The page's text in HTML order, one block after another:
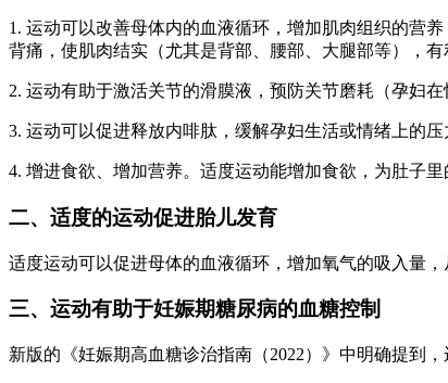
1. 运动可以改善母体内的血液循环，增加肌肉组织的营
背痛，使肌肉结实（尤其是背部、腰部、大腿部等），有
2. 运动有助于激活关节的滑膜液，预防关节磨耗（孕妇
3. 运动可以促进释放内啡肽，缓解孕妇生活或情绪上的
4. 增进食欲、增加营养。适度运动能增加食欲，为肚子
二、适度的运动促进胎儿发育
适度运动可以促进母体的血液循环，增加氧气的吸入量
三、运动有助于妊娠期糖尿病的血糖控制
新版的《妊娠期高血糖诊治指南（2022）》中明确提到